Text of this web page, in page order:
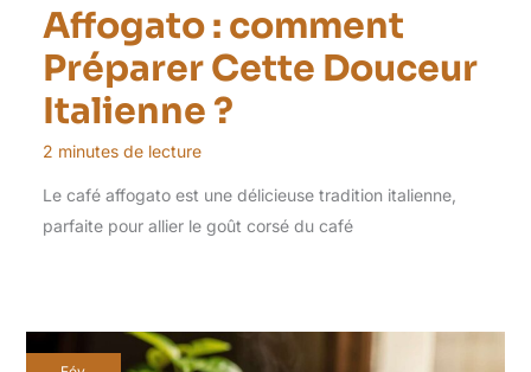
Affogato : comment
Préparer Cette Douceur
Italienne ?
2 minutes de lecture
Le café affogato est une délicieuse tradition italienne,
parfaite pour allier le goût corsé du café